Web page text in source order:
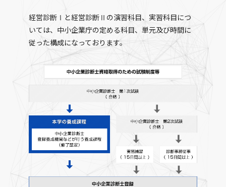
経営診断Ⅰと経営診断Ⅱの演習科目、実習科目につ
いては、中小企業庁の定める科目、単元及び時間に
従った構成になっております。